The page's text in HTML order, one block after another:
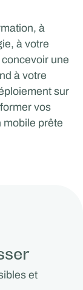
à
à votre
une
à votre
sur
vos
mobile prête
et